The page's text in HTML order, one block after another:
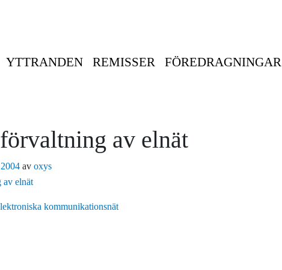
YTTRANDEN REMISSER FÖREDRAGNINGAR
av elnät
av oxys
av elnät
kommunikationsnät